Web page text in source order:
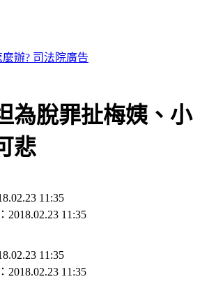
硃批爆紅 故宮最狂文創貼紙曝
為脫罪扯梅姨、小
悲
11:35
2018.02.23 11:35
11:35
2018.02.23 11:35